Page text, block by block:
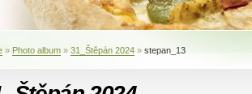
» Photo album » 31_Štěpán 2024 » stepan_13